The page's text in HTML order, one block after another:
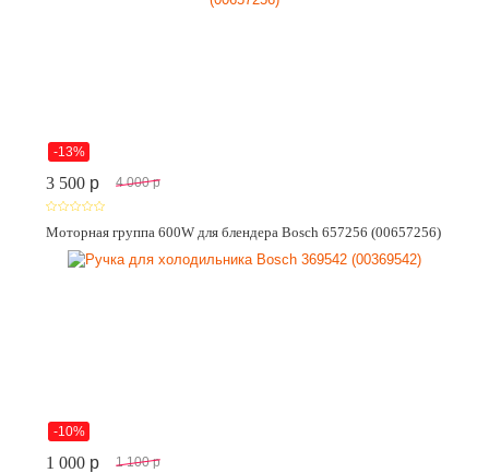
-13%
3 500 p 4 000 p
Моторная группа 600W для блендера Bosch 657256 (00657256)
-10%
1 000 p 1 100 p